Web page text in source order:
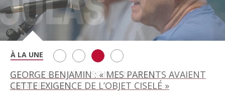
A BAYREUTH, LE 150E ANNIVERSAIRE DU RING
WAGNÉRIEN GÉNÉRÉ PAR L’IA
BETSY JOLAS FÊTE SON CENTIÈME
ANNIVERSAIRE
GEORGE BENJAMIN : « MES PARENTS AVAIENT
CETTE EXIGENCE DE L’OBJET CISELÉ »
A SILVACANE : LE BAROQUE À LA ROQUE